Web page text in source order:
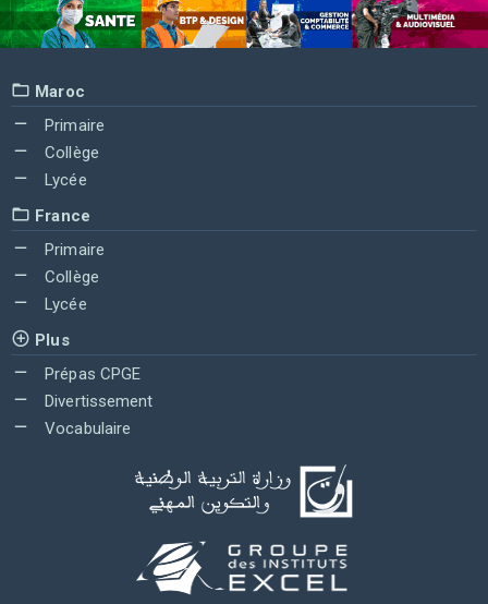
Maroc
Primaire
Collège
Lycée
France
Primaire
Collège
Lycée
Plus
Prépas CPGE
Divertissement
Vocabulaire